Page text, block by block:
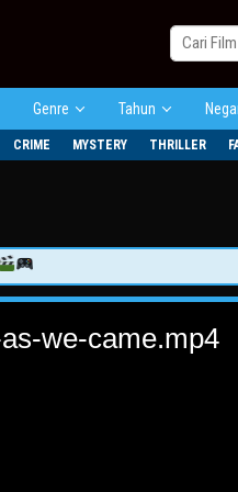
Genre Tahun
CRIME MYSTERY THRILLER